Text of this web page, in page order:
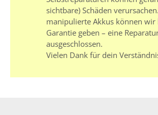
sichtbare) Schäden
manipulierte Akkus können wir
Garantie geben – eine
ausgeschlossen.
Vielen Dank für dein